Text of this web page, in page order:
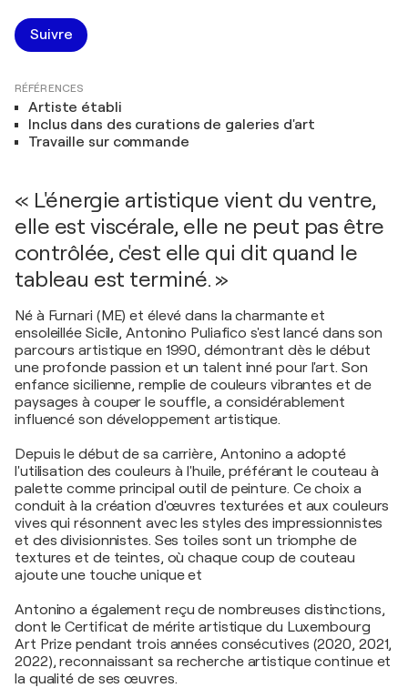
Suivre
RÉFÉRENCES
Artiste établi
Inclus dans des curations de galeries d'art
Travaille sur commande
« L'énergie artistique vient du ventre,
elle est viscérale, elle ne peut pas être
contrôlée, c'est elle qui dit quand le
tableau est terminé. »
Né à Furnari (ME) et élevé dans la charmante et
ensoleillée Sicile, Antonino Puliafico s'est lancé dans son
parcours artistique en 1990, démontrant dès le début
une profonde passion et un talent inné pour l'art. Son
enfance sicilienne, remplie de couleurs vibrantes et de
paysages à couper le souffle, a considérablement
influencé son développement artistique.
Depuis le début de sa carrière, Antonino a adopté
l'utilisation des couleurs à l'huile, préférant le couteau à
palette comme principal outil de peinture. Ce choix a
conduit à la création d'œuvres texturées et aux couleurs
vives qui résonnent avec les styles des impressionnistes
et des divisionnistes. Ses toiles sont un triomphe de
textures et de teintes, où chaque coup de couteau
ajoute une touche unique et
Antonino a également reçu de nombreuses distinctions,
dont le Certificat de mérite artistique du Luxembourg
Art Prize pendant trois années consécutives (2020, 2021,
2022), reconnaissant sa recherche artistique continue et
la qualité de ses œuvres.